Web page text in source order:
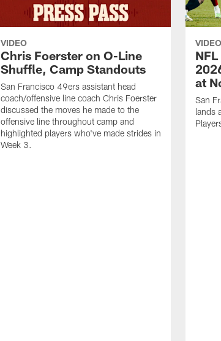
VIDEO
Chris Foerster on O-Line
Shuffle, Camp Standouts
San Francisco 49ers assistant head
coach/offensive line coach Chris Foerster
discussed the moves he made to the
offensive line throughout camp and
highlighted players who've made strides in
Week 3.
VIDEO
at
San
lands